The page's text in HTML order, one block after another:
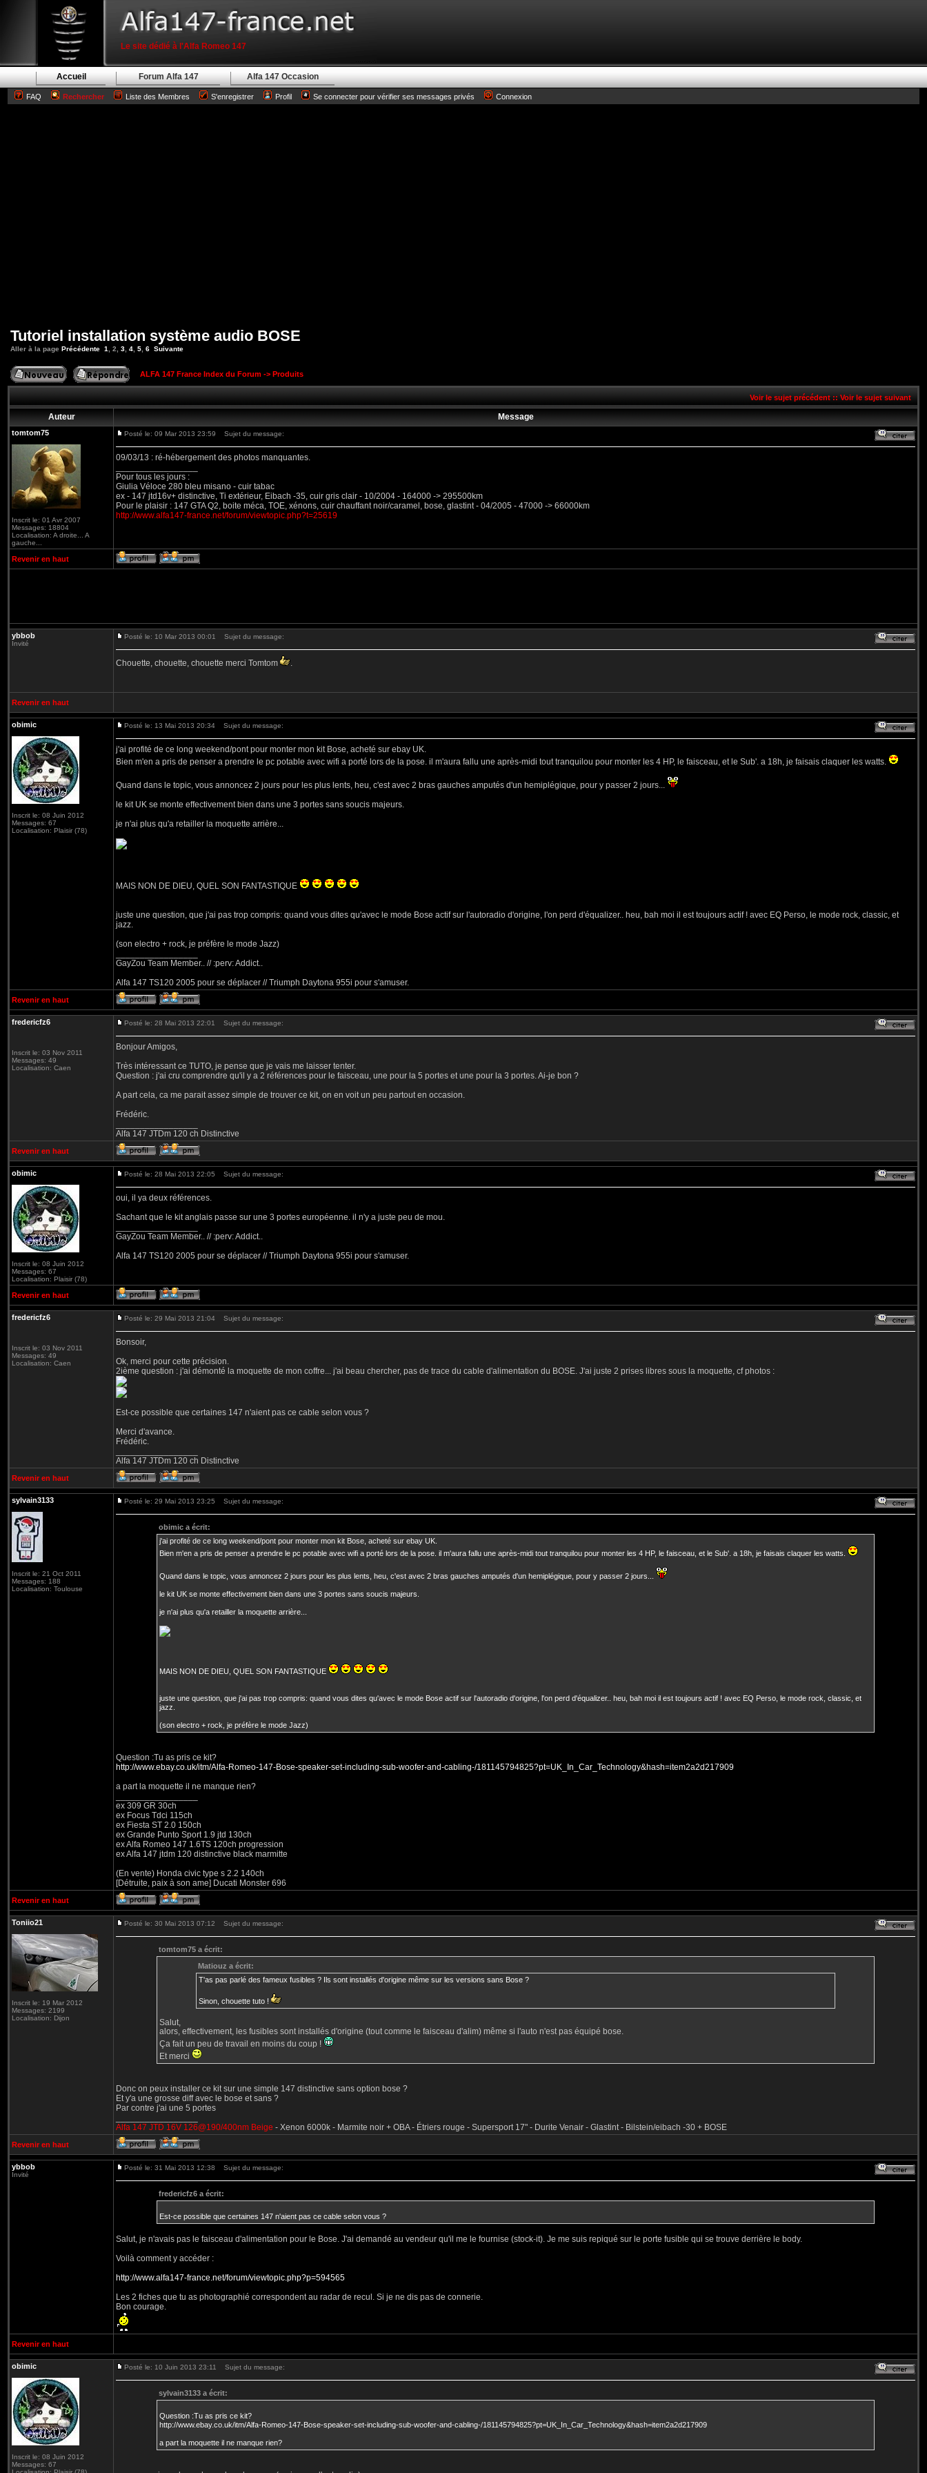
Le site dédié à l'Alfa Romeo 147
Accueil Forum Alfa 147 Alfa 147 Occasion
FAQ Rechercher Liste des Membres S'enregistrer Profil Se connecter pour vérifier ses messages privés Connexion
Tutoriel installation système audio BOSE
Aller à la page Précédente 1 2 3 4 5 6 Suivante
ALFA 147 France Index du Forum -> Produits
Voir le sujet précédent :: Voir le sujet suivant
Auteur Message
tomtom75
Inscrit le: 01 Avr 2007
Messages: 18804
Localisation: A droite... A
gauche...
Posté le: 09 Mar 2013 23:59 Sujet du message:
09/03/13 : ré-hébergement des photos manquantes.
Pour tous les jours :
Giulia Véloce 280 bleu misano - cuir tabac
ex - 147 jtd16v+ distinctive, Ti extérieur, Eibach -35, cuir gris clair - 10/2004 - 164000 -> 295500km
Pour le plaisir : 147 GTA Q2, boite méca, TOE, xénons, cuir chauffant noir/caramel, bose, glastint - 04/2005 - 47000 -> 66000km
http://www.alfa147-france.net/forum/viewtopic.php?t=25619
Revenir en haut
ybbob
Invité
Posté le: 10 Mar 2013 00:01 Sujet du message:
Chouette, chouette, chouette merci Tomtom .
Revenir en haut
obimic
Inscrit le: 08 Juin 2012
Messages: 67
Localisation: Plaisir (78)
Posté le: 13 Mai 2013 20:34 Sujet du message:
j'ai profité de ce long weekend/pont pour monter mon kit Bose, acheté sur ebay UK.
Bien m'en a pris de penser a prendre le pc potable avec wifi a porté lors de la pose. il m'aura fallu une après-midi tout tranquilou pour monter les 4 HP, le faisceau, et le Sub'. a 18h, je faisais claquer les watts.
Quand dans le topic, vous annoncez 2 jours pour les plus lents, heu, c'est avec 2 bras gauches amputés d'un hemiplégique, pour y passer 2 jours...
le kit UK se monte effectivement bien dans une 3 portes sans soucis majeurs.
je n'ai plus qu'a retailler la moquette arrière...
MAIS NON DE DIEU, QUEL SON FANTASTIQUE
juste une question, que j'ai pas trop compris: quand vous dites qu'avec le mode Bose actif sur l'autoradio d'origine, l'on perd d'équalizer.. heu, bah moi il est toujours actif ! avec EQ Perso, le mode rock, classic, et
jazz.
(son electro + rock, je préfère le mode Jazz)
GayZou Team Member.. // :perv: Addict..
Alfa 147 TS120 2005 pour se déplacer // Triumph Daytona 955i pour s'amuser.
Revenir en haut
fredericfz6
Inscrit le: 03 Nov 2011
Messages: 49
Localisation: Caen
Posté le: 28 Mai 2013 22:01 Sujet du message:
Bonjour Amigos,
Très intéressant ce TUTO, je pense que je vais me laisser tenter.
Question : j'ai cru comprendre qu'il y a 2 références pour le faisceau, une pour la 5 portes et une pour la 3 portes. Ai-je bon ?
A part cela, ca me parait assez simple de trouver ce kit, on en voit un peu partout en occasion.
Frédéric.
Alfa 147 JTDm 120 ch Distinctive
Revenir en haut
obimic
Inscrit le: 08 Juin 2012
Messages: 67
Localisation: Plaisir (78)
Posté le: 28 Mai 2013 22:05 Sujet du message:
oui, il ya deux références.
Sachant que le kit anglais passe sur une 3 portes européenne. il n'y a juste peu de mou.
GayZou Team Member.. // :perv: Addict..
Alfa 147 TS120 2005 pour se déplacer // Triumph Daytona 955i pour s'amuser.
Revenir en haut
fredericfz6
Inscrit le: 03 Nov 2011
Messages: 49
Localisation: Caen
Posté le: 29 Mai 2013 21:04 Sujet du message:
Bonsoir,
Ok, merci pour cette précision.
2ième question : j'ai démonté la moquette de mon coffre... j'ai beau chercher, pas de trace du cable d'alimentation du BOSE. J'ai juste 2 prises libres sous la moquette, cf photos :
Est-ce possible que certaines 147 n'aient pas ce cable selon vous ?
Merci d'avance.
Frédéric.
Alfa 147 JTDm 120 ch Distinctive
Revenir en haut
sylvain3133
Inscrit le: 21 Oct 2011
Messages: 188
Localisation: Toulouse
Posté le: 29 Mai 2013 23:25 Sujet du message:
obimic a écrit:
j'ai profité de ce long weekend/pont pour monter mon kit Bose, acheté sur ebay UK.
Bien m'en a pris de penser a prendre le pc potable avec wifi a porté lors de la pose. il m'aura fallu une après-midi tout tranquilou pour monter les 4 HP, le faisceau, et le Sub'. a 18h, je faisais claquer les watts.
Quand dans le topic, vous annoncez 2 jours pour les plus lents, heu, c'est avec 2 bras gauches amputés d'un hemiplégique, pour y passer 2 jours...
le kit UK se monte effectivement bien dans une 3 portes sans soucis majeurs.
je n'ai plus qu'a retailler la moquette arrière...
MAIS NON DE DIEU, QUEL SON FANTASTIQUE
juste une question, que j'ai pas trop compris: quand vous dites qu'avec le mode Bose actif sur l'autoradio d'origine, l'on perd d'équalizer.. heu, bah moi il est toujours actif ! avec EQ Perso, le mode rock, classic, et
jazz.
(son electro + rock, je préfère le mode Jazz)
Question :Tu as pris ce kit?
http://www.ebay.co.uk/itm/Alfa-Romeo-147-Bose-speaker-set-including-sub-woofer-and-cabling-/181145794825?pt=UK_In_Car_Technology&hash=item2a2d217909
a part la moquette il ne manque rien?
ex 309 GR 30ch
ex Focus Tdci 115ch
ex Fiesta ST 2.0 150ch
ex Grande Punto Sport 1.9 jtd 130ch
ex Alfa Romeo 147 1.6TS 120ch progression
ex Alfa 147 jtdm 120 distinctive black marmitte
(En vente) Honda civic type s 2.2 140ch
[Détruite, paix à son ame] Ducati Monster 696
Revenir en haut
Toniio21
Inscrit le: 19 Mar 2012
Messages: 2199
Localisation: Dijon
Posté le: 30 Mai 2013 07:12 Sujet du message:
tomtom75 a écrit:
Matiouz a écrit:
T'as pas parlé des fameux fusibles ? Ils sont installés d'origine même sur les versions sans Bose ?
Sinon, chouette tuto !
Salut,
alors, effectivement, les fusibles sont installés d'origine (tout comme le faisceau d'alim) même si l'auto n'est pas équipé bose.
Ça fait un peu de travail en moins du coup !
Et merci
Donc on peux installer ce kit sur une simple 147 distinctive sans option bose ?
Et y'a une grosse diff avec le bose et sans ?
Par contre j'ai une 5 portes
Alfa 147 JTD 16V 126@190/400nm Beige - Xenon 6000k - Marmite noir + OBA - Étriers rouge - Supersport 17" - Durite Venair - Glastint - Bilstein/eibach -30 + BOSE
Revenir en haut
ybbob
Invité
Posté le: 31 Mai 2013 12:38 Sujet du message:
fredericfz6 a écrit:
Est-ce possible que certaines 147 n'aient pas ce cable selon vous ?
Salut, je n'avais pas le faisceau d'alimentation pour le Bose. J'ai demandé au vendeur qu'il me le fournise (stock-it). Je me suis repiqué sur le porte fusible qui se trouve derrière le body.
Voilà comment y accéder :
http://www.alfa147-france.net/forum/viewtopic.php?p=594565
Les 2 fiches que tu as photographié correspondent au radar de recul. Si je ne dis pas de connerie.
Bon courage.
Revenir en haut
obimic
Inscrit le: 08 Juin 2012
Messages: 67
Posté le: 10 Juin 2013 23:11 Sujet du message:
sylvain3133 a écrit:
Question :Tu as pris ce kit?
http://www.ebay.co.uk/itm/Alfa-Romeo-147-Bose-speaker-set-including-sub-woofer-and-cabling-/181145794825?pt=UK_In_Car_Technology&hash=item2a2d217909
a part la moquette il ne manque rien?